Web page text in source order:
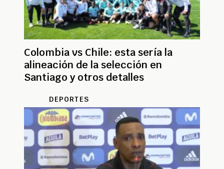
Colombia vs Chile: esta sería la
alineación de la selección en
Santiago y otros detalles
DEPORTES